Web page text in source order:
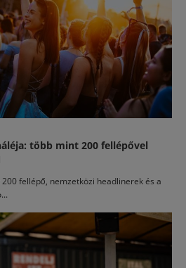
több mint 200 fellépővel
fellépő, nemzetközi headlinerek és a